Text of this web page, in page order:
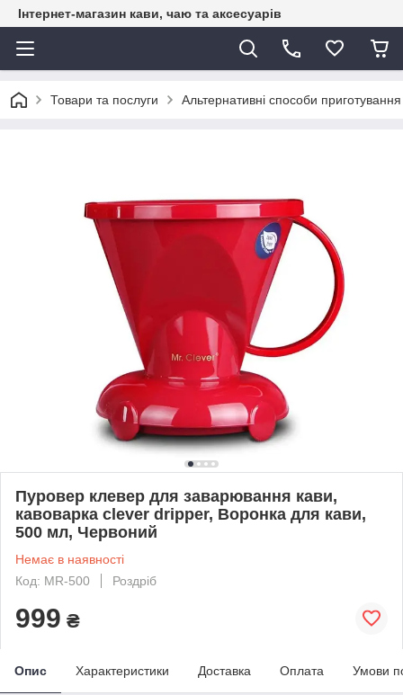
Інтернет-магазин кави, чаю та аксесуарів
Товари та послуги Альтернативні способи
Пуровер клевер для заварювання кави,
кавоварка clever dripper, Воронка для кави,
500 мл, Червоний
Немає в наявності
Код: MR-500
Роздріб
999 ₴
Опис Характеристики Доставка Оплата Умови